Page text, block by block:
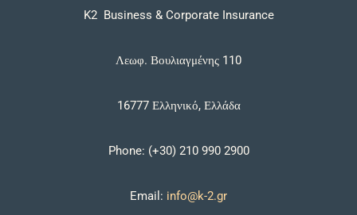
K2 Business & Corporate Insurance
Λεωφ. Βουλιαγμένης 110
16777 Ελληνικό, Ελλάδα
Phone: (+30) 210 990 2900
Email: info@k-2.gr